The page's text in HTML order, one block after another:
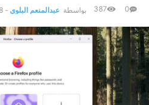
بواسطة عبدالمنعم البلوي - 8 أكتوبر، 2025 0
387